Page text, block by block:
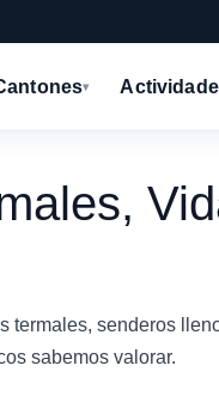
▾
termales, senderos
sabemos valorar.